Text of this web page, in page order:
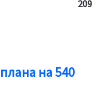
209
на 540